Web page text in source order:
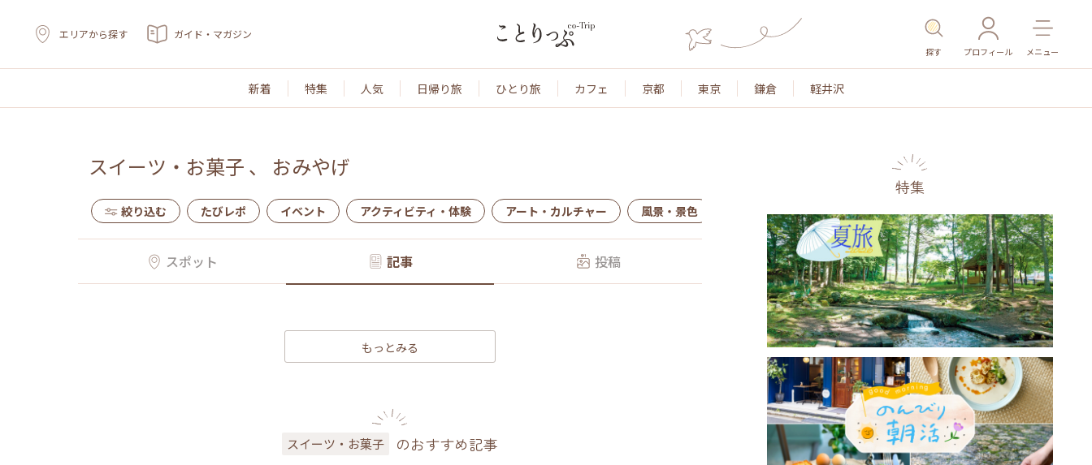
エリアから探す ガイド・マガジン
探す プロフィール メニュー
新着 特集 人気 日帰り旅 ひとり旅 カフェ 京都 東京 鎌倉 軽井沢
スイーツ・お菓子 、 おみやげ
絞り込む たびレポ イベント アクティビティ・体験 アート・カルチャー 風景・景色 名所・旧跡 温泉・スパ その他施設 ごはん
スポット 記事 投稿
もっとみる
スイーツ・お菓子 のおすすめ記事
特集